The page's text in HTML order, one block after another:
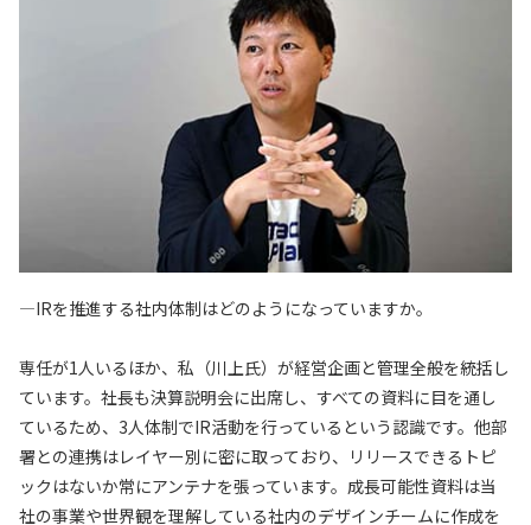
—IRを推進する社内体制はどのようになっていますか。
専任が1人いるほか、私（川上氏）が経営企画と管理全般を統括し
ています。社長も決算説明会に出席し、すべての資料に目を通し
ているため、3人体制でIR活動を行っているという認識です。他部
署との連携はレイヤー別に密に取っており、リリースできるトピ
ックはないか常にアンテナを張っています。成長可能性資料は当
社の事業や世界観を理解している社内のデザインチームに作成を